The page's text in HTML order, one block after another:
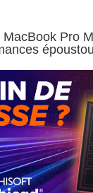
Pro